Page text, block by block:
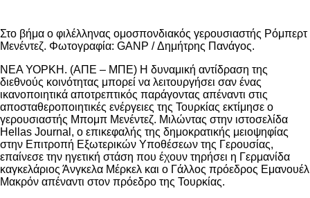
Στο βήμα ο φιλέλληνας ομοσπονδιακός γερουσιαστής Ρόμπερτ
Μενέντεζ. Φωτογραφία: GANP / Δημήτρης Πανάγος.
ΝΕΑ ΥΟΡΚΗ. (ΑΠΕ – ΜΠΕ) Η δυναμική αντίδραση της
διεθνούς κοινότητας μπορεί να λειτουργήσει σαν ένας
ικανοποιητικά αποτρεπτικός παράγοντας απέναντι στις
αποσταθεροποιητικές ενέργειες της Τουρκίας εκτίμησε ο
γερουσιαστής Μπομπ Μενέντεζ. Μιλώντας στην ιστοσελίδα
Hellas Journal, ο επικεφαλής της δημοκρατικής μειοψηφίας
στην Επιτροπή Εξωτερικών Υποθέσεων της Γερουσίας,
επαίνεσε την ηγετική στάση που έχουν τηρήσει η Γερμανίδα
καγκελάριος Άνγκελα Μέρκελ και ο Γάλλος πρόεδρος Εμανουέλ
Μακρόν απέναντι στον πρόεδρο της Τουρκίας.